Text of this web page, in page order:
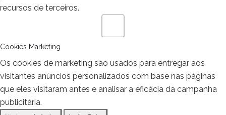
recursos de terceiros.
Cookies Marketing
Os cookies de marketing são usados para entregar aos
visitantes anúncios personalizados com base nas páginas
que eles visitaram antes e analisar a eficácia da campanha
publicitária.